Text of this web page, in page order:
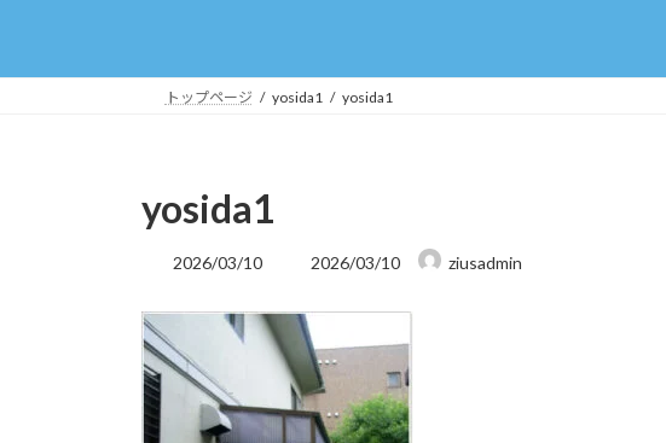
トップページ yosida1 yosida1
yosida1
2026/03/10
最
新
日
時
:
2026/03/10 ziusadmin